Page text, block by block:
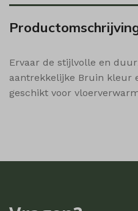
Ervaar de stijlvolle en
aantrekkelijke Bruin kleur
geschikt voor